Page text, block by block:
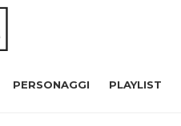
PERSONAGGI PLAYLIST